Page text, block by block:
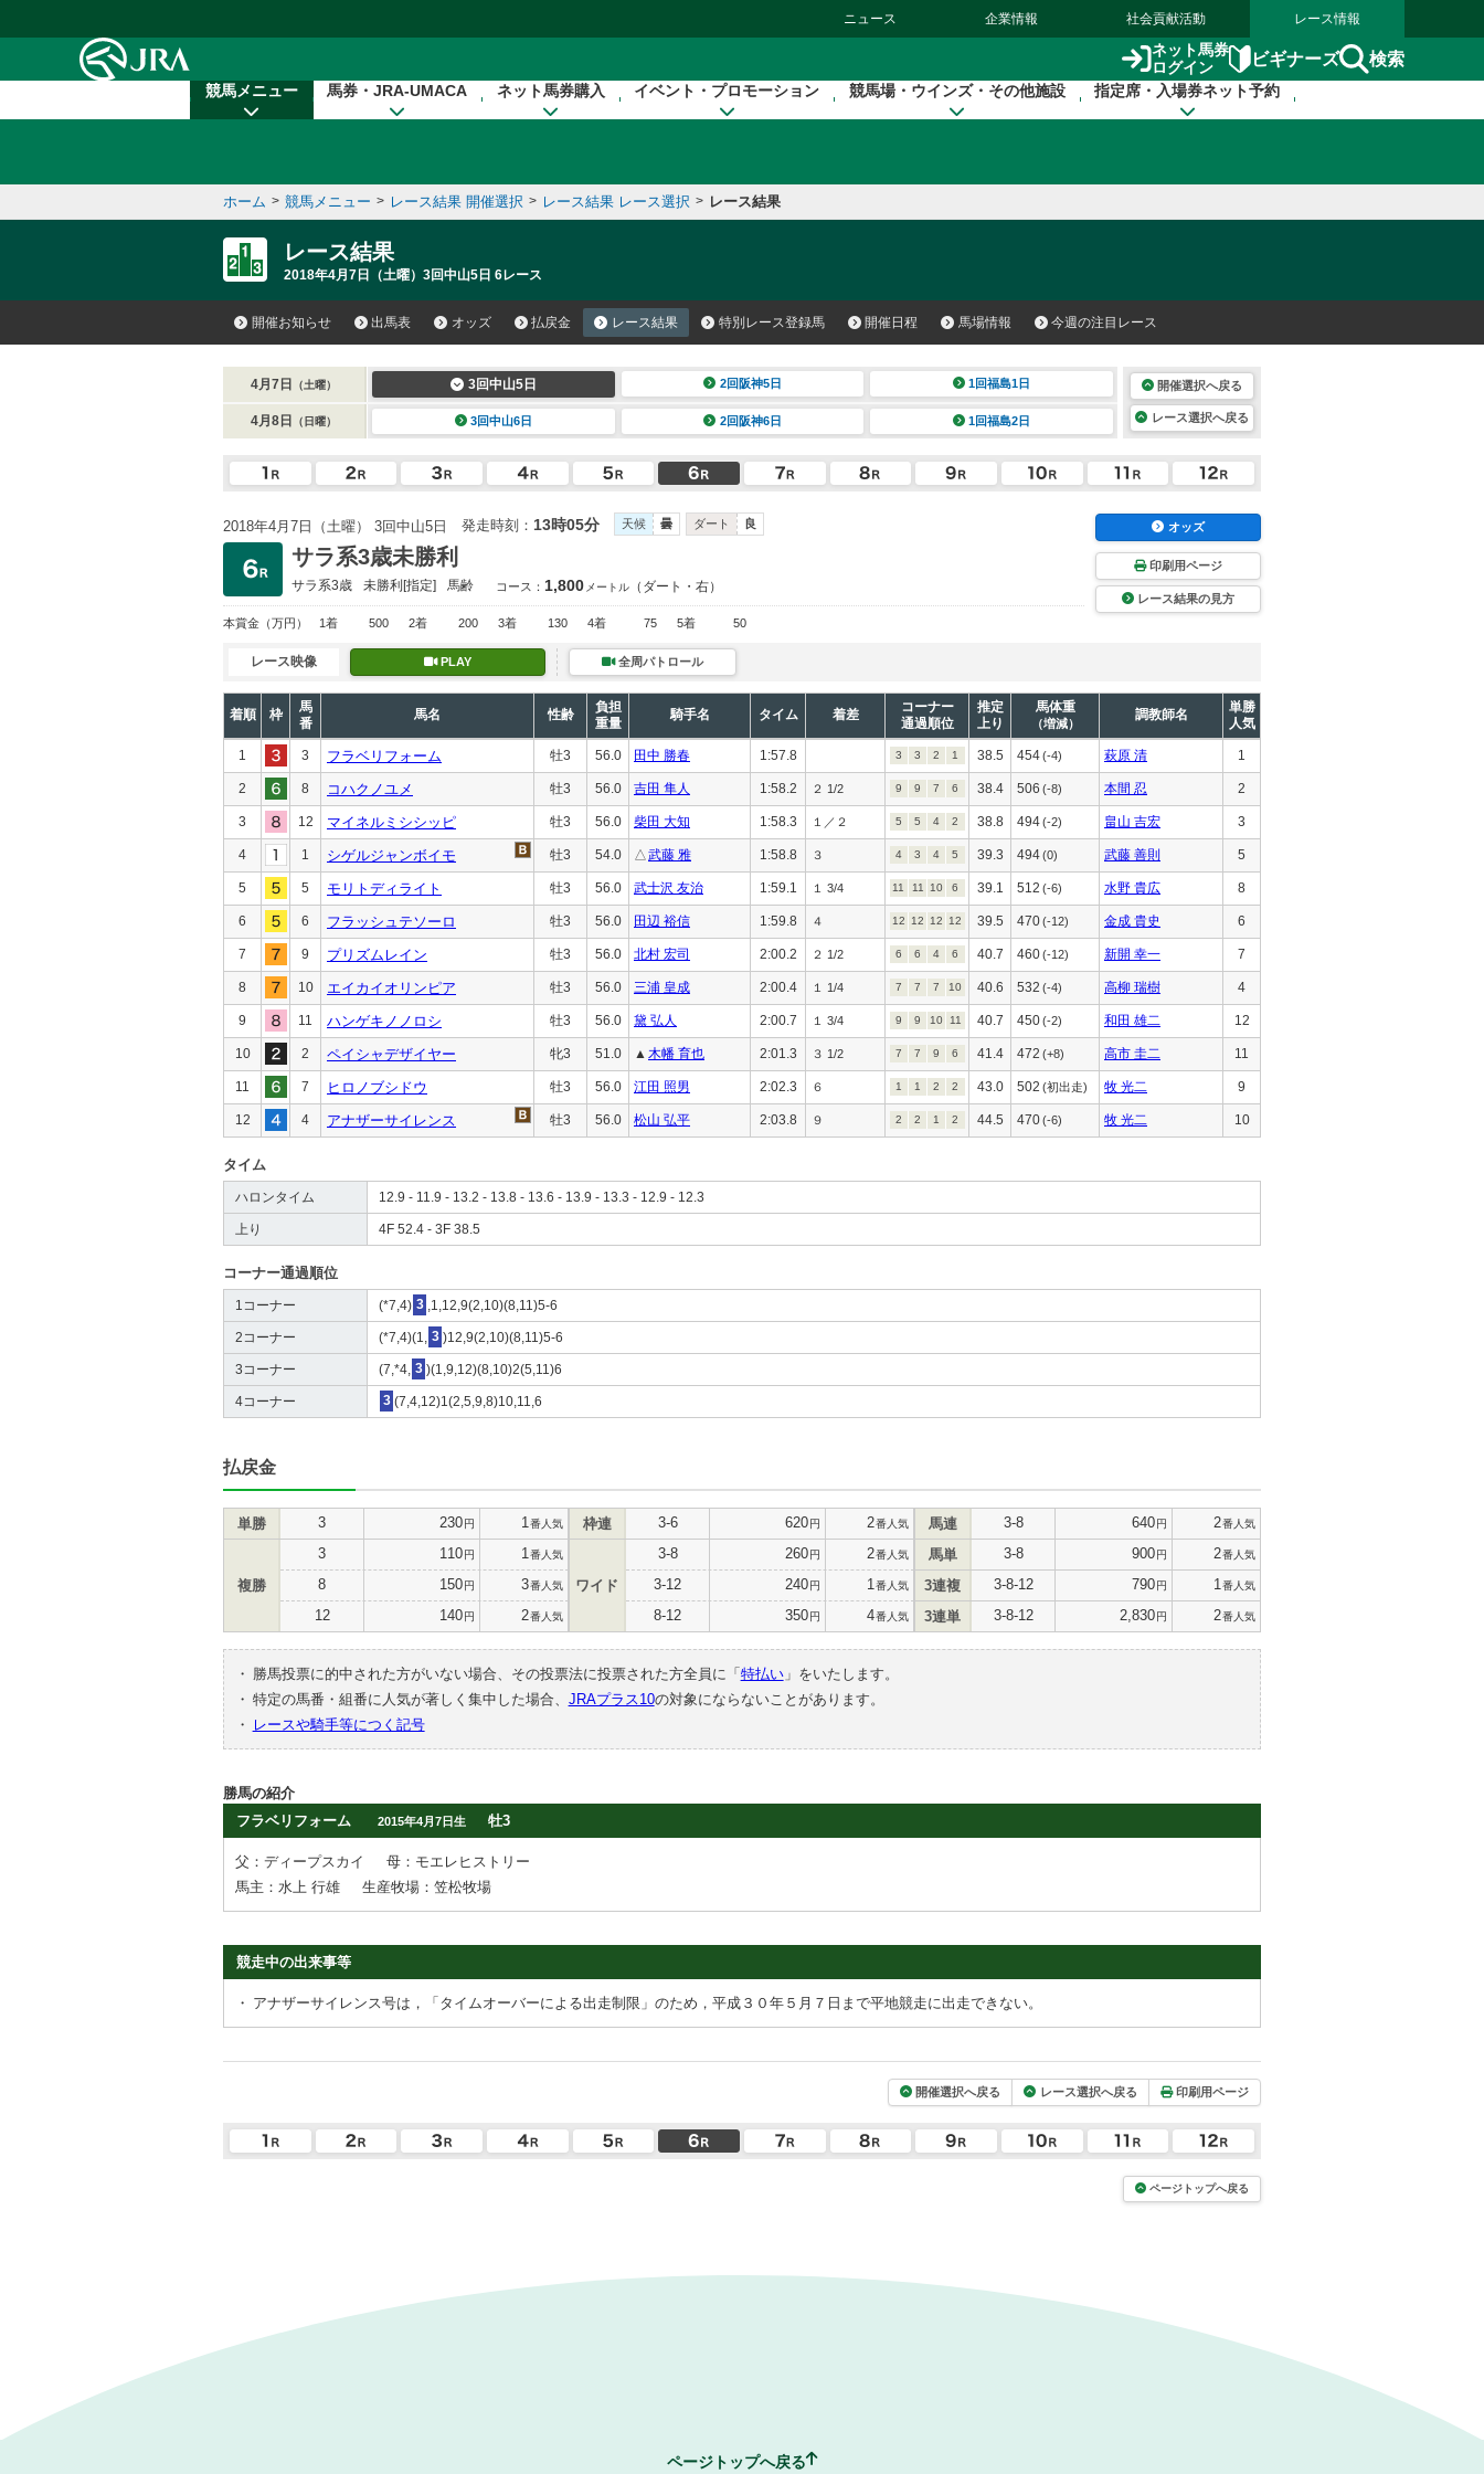
ニュース 企業情報 社会貢献活動 レース情報
ネット馬券
ログイン
ビギナーズ 検索
競馬メニュー 馬券・JRA-UMACA ネット馬券購入 イベント・プロモーション 競馬場・ウインズ・その他施設 指定席・入場券ネット予約
ホーム > 競馬メニュー > レース結果 開催選択 > レース結果 レース選択 > レース結果
レース結果
2018年4月7日（土曜）3回中山5日 6レース
開催お知らせ 出馬表 オッズ 払戻金 レース結果 特別レース登録馬 開催日程 馬場情報 今週の注目レース
4月7日 （土曜） 3回中山5日 2回阪神5日 1回福島1日
4月8日 （日曜） 3回中山6日 2回阪神6日 1回福島2日
開催選択へ戻る
レース選択へ戻る
2018年4月7日（土曜） 3回中山5日 発走時刻： 13時05分 天候 曇 ダート 良
サラ系3歳未勝利
サラ系3歳 未勝利[指定] 馬齢 コース： 1,800 メートル （ダート・右）
本賞金 （万円） 1着 500 2着 200 3着 130 4着 75 5着 50
オッズ
印刷用ページ
レース結果の見方
レース映像 PLAY 全周パトロール
着順 枠
馬
番
馬名 性齢
負担
重量
騎手名 タイム 着差
コーナー
通過順位
推定
上り
馬体重
（増減）
調教師名
単勝
人気
1 3 フラベリフォーム 牡3 56.0 田中 勝春 1:57.8 3 3 2 1 38.5 454(-4) 萩原 清 1
2 8 コハクノユメ 牡3 56.0 吉田 隼人 1:58.2 ２ 1/2 9 9 7 6 38.4 506 (-8) 本間 忍 2
3 12 マイネルミシシッピ 牡3 56.0 柴田 大知 1:58.3 １／２ 5 5 4 2 38.8 494(-2) 畠山 吉宏 3
4 1 シゲルジャンボイモ 牡3 54.0 △武藤 雅 1:58.8 ３ 4 3 4 5 39.3 494(0) 武藤 善則 5
5 5 モリトディライト 牡3 56.0 武士沢 友治 1:59.1 １ 3/4 11 11 10 6 39.1 512 (-6) 水野 貴広 8
6 6 フラッシュテソーロ 牡3 56.0 田辺 裕信 1:59.8 ４ 12 12 12 12 39.5 470(-12) 金成 貴史 6
7 9 プリズムレイン 牡3 56.0 北村 宏司 2:00.2 ２ 1/2 6 6 4 6 40.7 460(-12) 新開 幸一 7
8 10 エイカイオリンピア 牡3 56.0 三浦 皇成 2:00.4 １ 1/4 7 7 7 10 40.6 532 (-4) 高柳 瑞樹 4
9 11 ハンゲキノノロシ 牡3 56.0 黛 弘人 2:00.7 １ 3/4 9 9 10 11 40.7 450(-2) 和田 雄二 12
10 2 ペイシャデザイヤー 牝3 51.0 ▲ 木幡 育也 2:01.3 ３ 1/2 7 7 9 6 41.4 472 (+8) 高市 圭二 11
11 7 ヒロノブシドウ 牡3 56.0 江田 照男 2:02.3 ６ 1 1 2 2 43.0 502 (初出走) 牧 光二 9
12 4 アナザーサイレンス 牡3 56.0 松山 弘平 2:03.8 ９ 2 2 1 2 44.5 470(-6) 牧 光二 10
タイム
ハロンタイム 12.9 - 11.9 - 13.2 - 13.8 - 13.6 - 13.9 - 13.3 - 12.9 - 12.3
上り 4F 52.4 - 3F 38.5
コーナー通過順位
1コーナー (*7,4) 3 ,1,12,9(2,10)(8,11)5-6
2コーナー (*7,4)(1, 3 )12,9(2,10)(8,11)5-6
3コーナー (7,*4, 3 )(1,9,12)(8,10)2(5,11)6
4コーナー 3 (7,4,12)1(2,5,9,8)10,11,6
払戻金
単勝 3 230円 1 番人気
複勝
3 110円 1 番人気
8 150円 3番人気
12 140円 2番人気
枠連 3-6 620円 2番人気
ワイド
3-8 260円 2番人気
3-12 240円 1 番人気
8-12 350円 4番人気
馬連 3-8 640円 2番人気
馬単 3-8 900円 2番人気
3連複 3-8-12 790円 1 番人気
3連単 3-8-12 2,830円 2番人気
・ 勝馬投票に的中された方がいない場合、その投票法に投票された方全員に「 特払い」をいたします。
・ 特定の馬番・組番に人気が著しく集中した場合、 JRAプラス10の対象にならないことがあります。
・
レースや騎手等につく記号
勝馬の紹介
フラベリフォーム
2015年4月7日生 牡3
父：ディープスカイ
母：モエレヒストリー
馬主：水上 行雄
生産牧場：笠松牧場
競走中の出来事等
・ アナザーサイレンス号は，「タイムオーバーによる出走制限」のため，平成３０年５月７日まで平地競走に出走できない。
開催選択へ戻る レース選択へ戻る 印刷用ページ
ページトップへ戻る
ページトップへ戻る